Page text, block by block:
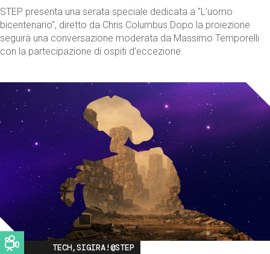
STEP presenta una serata speciale dedicata a "L’uomo
bicentenario", diretto da Chris Columbus.Dopo la proiezione
seguirà una conversazione moderata da Massimo Temporelli
con la partecipazione di ospiti d'eccezione.
Image
TECH,SIGIRA!@STEP